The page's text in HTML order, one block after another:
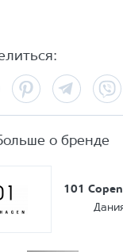
FacebookPinterest Telegram
о бренде
101